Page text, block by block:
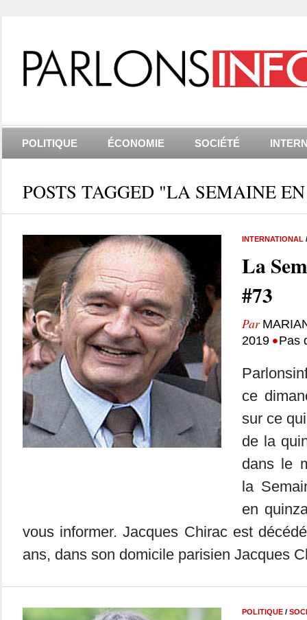
POLITIQUE ÉCONOMIE SOCIÉTÉ
POSTS TAGGED "LA SEMAINE
INTERNATIONAL
La
#73
Par
2019 •Pas
ce
sur ce
de la
dans le
la
en
vous informer. Jacques Chirac est
ans, dans son domicile parisien Jacques
POLITIQUE/